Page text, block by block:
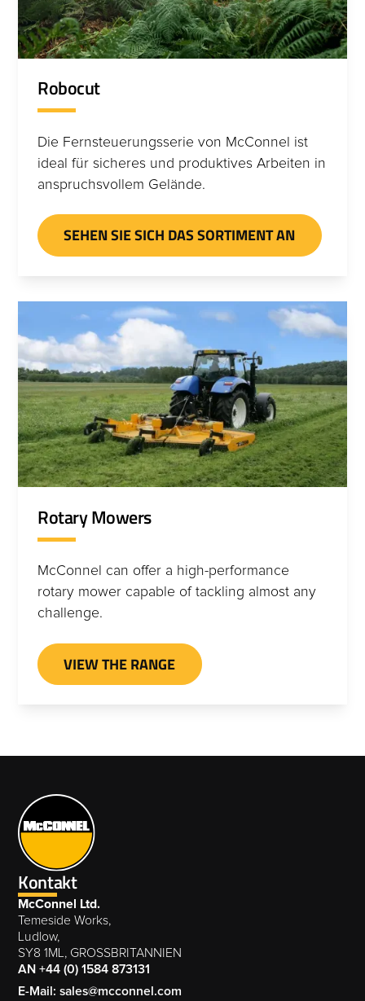
Robocut
Die Fernsteuerungsserie von McConnel ist
ideal für sicheres und produktives Arbeiten in
anspruchsvollem Gelände.
SEHEN SIE SICH DAS SORTIMENT AN
Rotary Mowers
McConnel can offer a high-performance
rotary mower capable of tackling almost any
challenge.
VIEW THE RANGE
Kontakt
McConnel Ltd.
Temeside Works,
Ludlow,
SY8 1ML, GROSSBRITANNIEN
AN +44 (0) 1584 873131
E-Mail: sales@mcconnel.com